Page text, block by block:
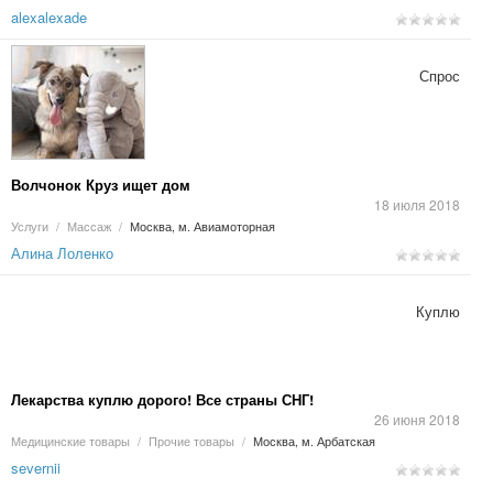
alexalexade
Волчонок Круз ищет дом
18 июля 2018
Услуги / Массаж / Москва, м. Авиамоторная
Спрос
Алина Лоленко
Лекарства куплю дорого! Все страны СНГ!
26 июня 2018
Медицинские товары / Прочие товары / Москва, м. Арбатская
Куплю
severnii